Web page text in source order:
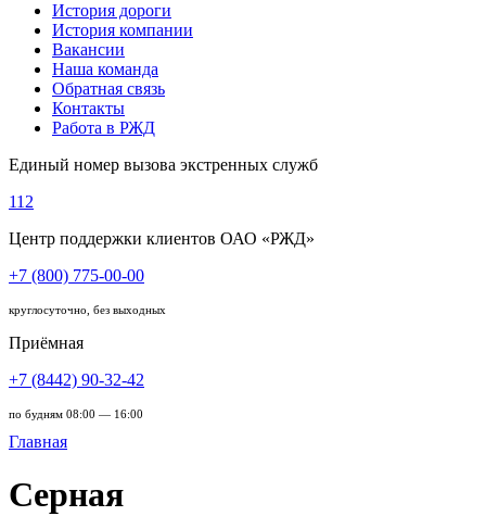
История дороги
История компании
Вакансии
Наша команда
Обратная связь
Контакты
Работа в РЖД
Единый номер вызова экстренных служб
112
Центр поддержки клиентов ОАО «РЖД»
+7 (800) 775-00-00
круглосуточно, без выходных
Приёмная
+7 (8442) 90-32-42
по будням 08:00 — 16:00
Главная
Серная